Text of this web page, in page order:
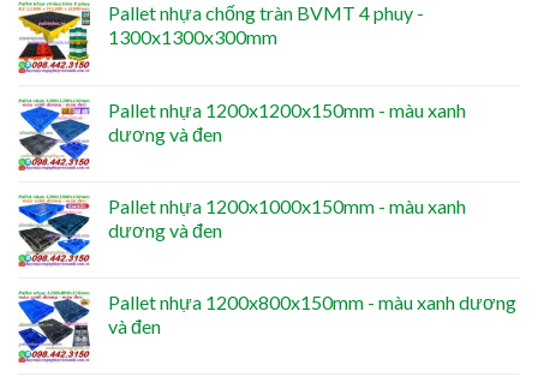
Pallet nhựa chống tràn BVMT 4 phuy -
1300x1300x300mm
Pallet nhựa 1200x1200x150mm - màu xanh
dương và đen
Pallet nhựa 1200x1000x150mm - màu xanh
dương và đen
Pallet nhựa 1200x800x150mm - màu xanh dương
và đen